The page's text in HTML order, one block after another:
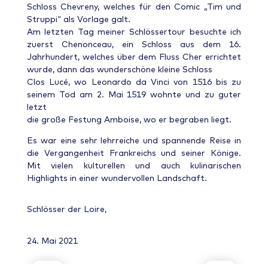
Schloss Chevreny, welches für den Comic „Tim und
Struppi“ als Vorlage galt.
Am letzten Tag meiner Schlössertour besuchte ich
zuerst Chenonceau, ein Schloss aus dem 16.
Jahrhundert, welches über dem Fluss Cher errichtet
wurde, dann das wunderschöne kleine Schloss
Clos Lucé, wo Leonardo da Vinci von 1516 bis zu
seinem Tod am 2. Mai 1519 wohnte und zu guter
letzt
die große Festung Amboise, wo er begraben liegt.
Es war eine sehr lehrreiche und spannende Reise in
die Vergangenheit Frankreichs und seiner Könige.
Mit vielen kulturellen und auch kulinarischen
Highlights in einer wundervollen Landschaft.
Schlösser der Loire,
24. Mai 2021